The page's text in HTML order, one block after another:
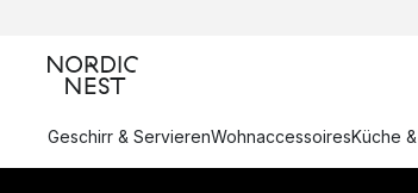
Geschirr & ServierenWohnaccessoiresKüche